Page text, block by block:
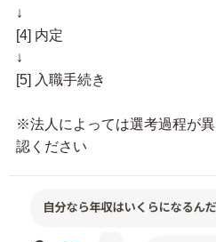
↓
[4] 内定
↓
[5] 入職手続き
※法人によっては選考過程が
認ください